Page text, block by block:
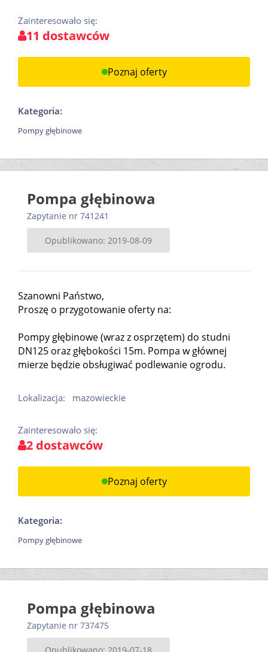
Zainteresowało się:
11 dostawców
Poznaj oferty
Kategoria:
Pompy głębinowe
Pompa głębinowa
Zapytanie nr 741241
Opublikowano: 2019-08-09
Szanowni Państwo,
Proszę o przygotowanie oferty na:
Pompy głębinowe (wraz z osprzętem) do studni
DN125 oraz głębokości 15m. Pompa w głównej
mierze będzie obsługiwać podlewanie ogrodu.
Lokalizacja: mazowieckie
Zainteresowało się:
2 dostawców
Poznaj oferty
Kategoria:
Pompy głębinowe
Pompa głębinowa
Zapytanie nr 737475